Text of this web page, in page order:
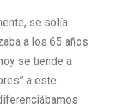
se solía
a los 65 años
se tiende a
a este